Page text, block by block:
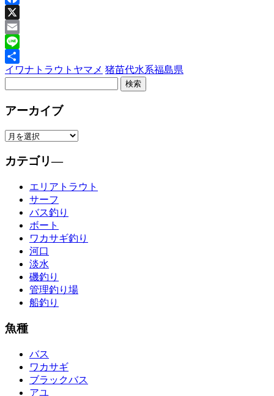
Facebook
X
Email
Line
共
イワナ トラウト ヤマメ 猪苗代水系福島県
アーカイブ
カテゴリ―
エリアトラウト
サーフ
バス釣り
ボート
ワカサギ釣り
河口
淡水
磯釣り
管理釣り場
船釣り
魚種
バス
ワカサギ
ブラックバス
アユ